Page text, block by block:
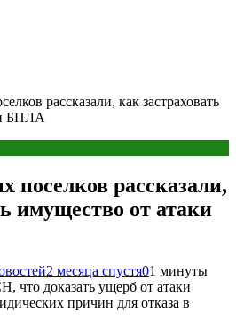
рассказали, как застраховать
БПЛА
рассказали,
имущество от атаки
2 месяца спустя01 минуты
что доказать ущерб от атаки
причин для отказа в